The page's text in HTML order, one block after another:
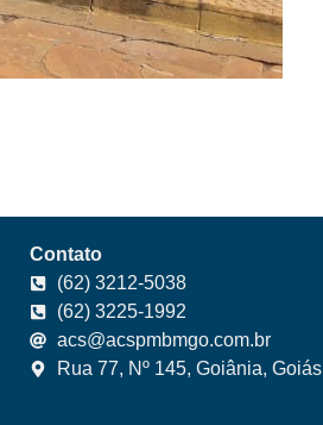
Contato
(62) 3212-5038
(62) 3225-1992
acs@acspmbmgo.com.br
Rua 77, Nº 145, Goiânia, Goiás